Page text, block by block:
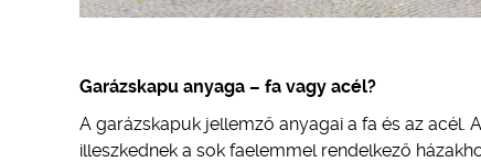
Garázskapu anyaga – fa vagy acél?
A garázskapuk jellemző anyagai a fa és az
illeszkednek a sok faelemmel rendelkező